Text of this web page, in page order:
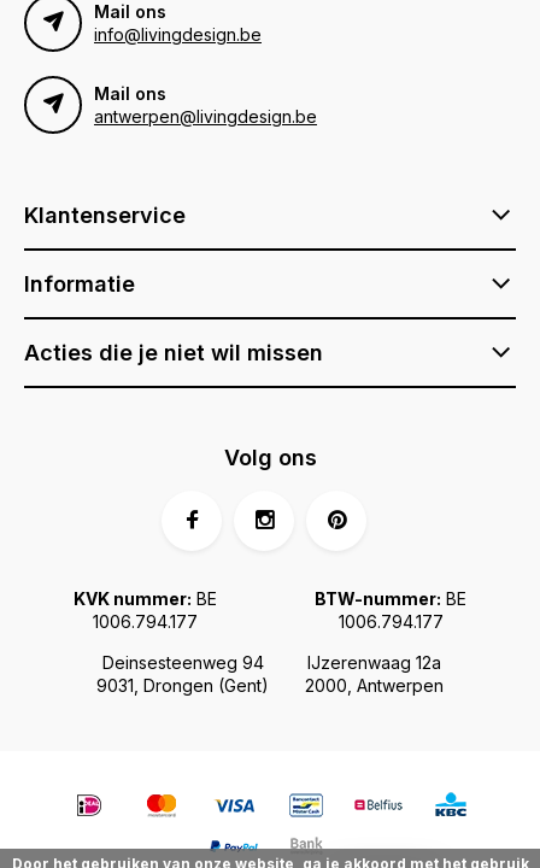
Mail ons
info@livingdesign.be
Mail ons
antwerpen@livingdesign.be
Klantenservice
Informatie
Acties die je niet wil missen
Deinsesteenweg 94
9031, Drongen (Gent)
IJzerenwaag 12a
2000, Antwerpen
KVK nummer: BE
1006.794.177
BTW-nummer: BE
1006.794.177
Volg ons
Door het gebruiken van onze website, ga je akkoord met het gebruik